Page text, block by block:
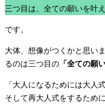
三つ目は、全ての願いを叶
です。
大体、想像がつくかと思い
るのは三つ目の 「全ての願
「大人になるためには大人
そして再大人式をするため